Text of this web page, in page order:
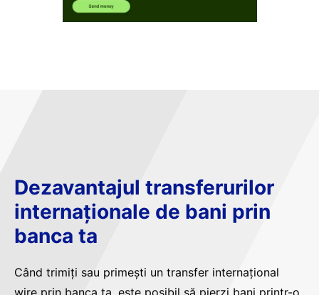
Dezavantajul transferurilor
internaționale de bani prin
banca ta
Când trimiți sau primești un transfer internațional
wire prin banca ta, este posibil să pierzi bani printr-o